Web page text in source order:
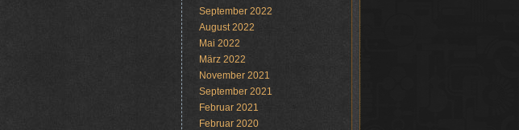
September 2022
August 2022
Mai 2022
März 2022
November 2021
September 2021
Februar 2021
Februar 2020